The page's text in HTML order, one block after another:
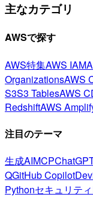
主なカテゴリ
AWSで探す
AWS特集AWS IAM
OrganizationsAWS
S3S3 TablesAWS
RedshiftAWS
注目のテーマ
生成AIMCP
QGitHub Copilot
Pythonセキュリティ